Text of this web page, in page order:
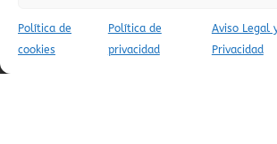
Política de
cookies
Política de
privacidad
Aviso Legal
Privacidad